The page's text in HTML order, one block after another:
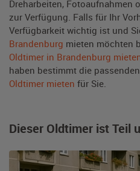
Dreharbeiten, Fotoaufnahmen
zur Verfügung. Falls für Ihr
Verfügbarkeit wichtig ist und
Brandenburg mieten möchten
Oldtimer in Brandenburg
haben bestimmt die
Oldtimer mieten für Sie.
Dieser Oldtimer ist Teil